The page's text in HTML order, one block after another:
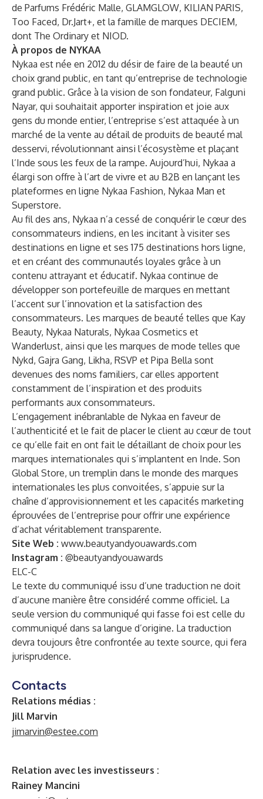
de Parfums Frédéric Malle, GLAMGLOW, KILIAN PARIS,
Too Faced, Dr.Jart+, et la famille de marques DECIEM,
dont The Ordinary et NIOD.
À propos de NYKAA
Nykaa est née en 2012 du désir de faire de la beauté un
choix grand public, en tant qu’entreprise de technologie
grand public. Grâce à la vision de son fondateur, Falguni
Nayar, qui souhaitait apporter inspiration et joie aux
gens du monde entier, l’entreprise s’est attaquée à un
marché de la vente au détail de produits de beauté mal
desservi, révolutionnant ainsi l’écosystème et plaçant
l’Inde sous les feux de la rampe. Aujourd’hui, Nykaa a
élargi son offre à l’art de vivre et au B2B en lançant les
plateformes en ligne Nykaa Fashion, Nykaa Man et
Superstore.
Au fil des ans, Nykaa n’a cessé de conquérir le cœur des
consommateurs indiens, en les incitant à visiter ses
destinations en ligne et ses 175 destinations hors ligne,
et en créant des communautés loyales grâce à un
contenu attrayant et éducatif. Nykaa continue de
développer son portefeuille de marques en mettant
l’accent sur l’innovation et la satisfaction des
consommateurs. Les marques de beauté telles que Kay
Beauty, Nykaa Naturals, Nykaa Cosmetics et
Wanderlust, ainsi que les marques de mode telles que
Nykd, Gajra Gang, Likha, RSVP et Pipa Bella sont
devenues des noms familiers, car elles apportent
constamment de l’inspiration et des produits
performants aux consommateurs.
L’engagement inébranlable de Nykaa en faveur de
l’authenticité et le fait de placer le client au cœur de tout
ce qu’elle fait en ont fait le détaillant de choix pour les
marques internationales qui s’implantent en Inde. Son
Global Store, un tremplin dans le monde des marques
internationales les plus convoitées, s’appuie sur la
chaîne d’approvisionnement et les capacités marketing
éprouvées de l’entreprise pour offrir une expérience
d’achat véritablement transparente.
Site Web : www.beautyandyouawards.com
Instagram : @beautyandyouawards
ELC-C
Le texte du communiqué issu d’une traduction ne doit
d’aucune manière être considéré comme officiel. La
seule version du communiqué qui fasse foi est celle du
communiqué dans sa langue d’origine. La traduction
devra toujours être confrontée au texte source, qui fera
jurisprudence.
Contacts
Relations médias :
Jill Marvin
jimarvin@estee.com
Relation avec les investisseurs :
Rainey Mancini